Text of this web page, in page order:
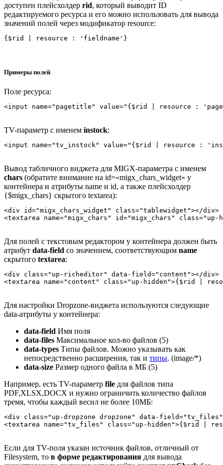
доступен плейсхолдер rid, который выводит ID
редактируемого ресурса и его можно использовать для вывода
значений полей через модификатор resource:
{$rid | resource : 'fieldname'}
Примеры полей
Поле ресурса:
<input name="pagetitle" value="{$rid | resource :
TV-параметр с именем instock:
<input name="tv_instock" value="{$rid | resource :
Вывод табличного виджета для MIGX-параметра с именем
chars (обратите внимание на id=«migx_chars_widget» у
контейнера и атрибуты name и id, а также плейсхолдер
{$migx_chars} скрытого textarea):
<div id="migx_chars_widget" class="tablewidget"></div>
<textarea name="migx_chars" id="migx_chars" class="up-
Для полей с текстовым редактором у контейнера должен быть
атрибут data-field со значением, соответствующим name
скрытого textarea:
<div class="up-richeditor" data-field="content"></div>
<textarea name="content" class="up-hidden">{$rid |
Для настройки Dropzone-виджета используются следующие
data-атрибуты у контейнера:
data-field Имя поля
data-files Максимальное кол-во файлов (5)
data-types Типы файлов. Можно указывать как
непосредственно расширения, так и типы. (image/*)
data-size Размер одного файла в МБ (5)
Например, есть TV-параметр file для файлов типа
PDF,XLSX,DOCX и нужно ограничить количество файлов
тремя, чтобы каждый весил не более 10МБ:
<div class="up-dropzone dropzone" data-
<textarea name="tv_files" class="up-hidden">{$rid |
Если для TV-поля указан источник файлов, отличный от
Filesystem, то в форме редактирования для вывода